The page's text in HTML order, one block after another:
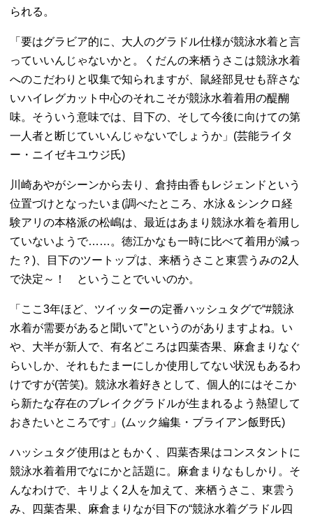
られる。
「要はグラビア的に、大人のグラドル仕様が競泳水着と言
っていいんじゃないかと。くだんの来栖うさこは競泳水着
へのこだわりと収集で知られますが、鼠経部見せも辞さな
いハイレグカット中心のそれこそが競泳水着着用の醍醐
味。そういう意味では、目下の、そして今後に向けての第
一人者と断じていいんじゃないでしょうか」(芸能ライタ
ー・ニイゼキユウジ氏)
川崎あやがシーンから去り、倉持由香もレジェンドという
位置づけとなったいま(調べたところ、水泳＆シンクロ経
験アリの本格派の松嶋は、最近はあまり競泳水着を着用し
ていないようで……。徳江かなも一時に比べて着用が減っ
た？)、目下のツートップは、来栖うさこと東雲うみの2人
で決定～！ ということでいいのか。
「ここ3年ほど、ツイッターの定番ハッシュタグで“#競泳
水着が需要があると聞いて”というのがありますよね。い
や、大半が新人で、有名どころは四葉杏果、麻倉まりなぐ
らいしか、それもたまーにしか使用してない状況もあるわ
けですが(苦笑)。競泳水着好きとして、個人的にはそこか
ら新たな存在のブレイクグラドルが生まれるよう熱望して
おきたいところです」(ムック編集・ブライアン飯野氏)
ハッシュタグ使用はともかく、四葉杏果はコンスタントに
競泳水着着用でなにかと話題に。麻倉まりなもしかり。そ
んなわけで、キリよく2人を加えて、来栖うさこ、東雲う
み、四葉杏果、麻倉まりなが目下の“競泳水着グラドル四